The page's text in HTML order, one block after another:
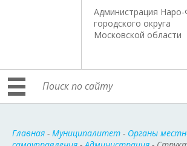
Администрация
городского округа
Московской области
Главная - Муниципалитет - Органы